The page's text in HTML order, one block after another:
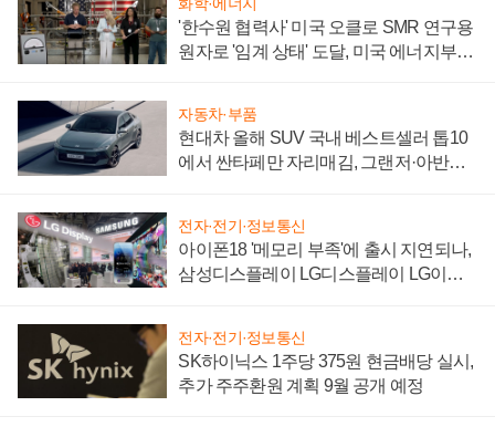
'한수원 협력사' 미국 오클로 SMR 연구용
원자로 '임계 상태' 도달, 미국 에너지부
자동차·부품
현대차 올해 SUV 국내 베스트셀러 톱10
에서 싼타페만 자리매김, 그랜저·아반떼
전자·전기·정보통신
아이폰18 '메모리 부족'에 출시 지연되나,
삼성디스플레이 LG디스플레이 LG이노
전자·전기·정보통신
SK하이닉스 1주당 375원 현금배당 실시,
추가 주주환원 계획 9월 공개 예정